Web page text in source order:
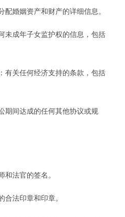
配婚姻资产和财产的详细信息。
未成年子女监护权的信息，包括
有关任何经济支持的条款，包括
期间达成的任何其他协议或规
法官的签名。
法印章和印章。